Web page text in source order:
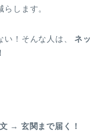
します。
い！そんな人は、ネッ
→ 玄関まで届く！